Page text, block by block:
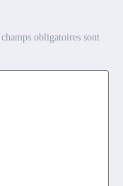
obligatoires sont